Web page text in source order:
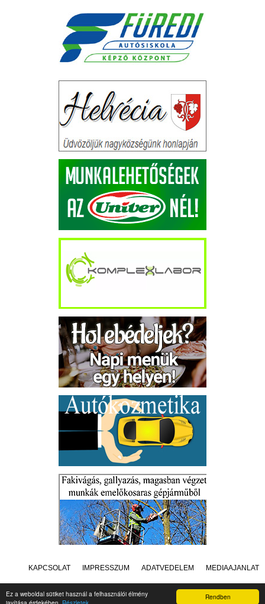
Rendben
Ez a weboldal sütiket használ a felhasználói élmény
KAPCSOLAT IMPRESSZUM ADATVÉDELEM MÉDIAAJÁNLAT